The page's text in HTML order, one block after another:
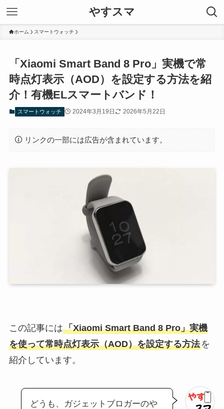
やすスマ
ホーム スマートウォッチ
「Xiaomi Smart Band 8 Pro」実機で常
時点灯表示（AOD）を設定する方法を紹
介！有機ELスマートバンド！
スマートウォッチ 2024年3月19日 2026年5月22日
リンクの一部には広告が含まれています。
この記事には「Xiaomi Smart Band 8 Pro」実機
を使って常時点灯表示（AOD）を設定する方法を
紹介しています。
どうも、ガジェットブロガーのや